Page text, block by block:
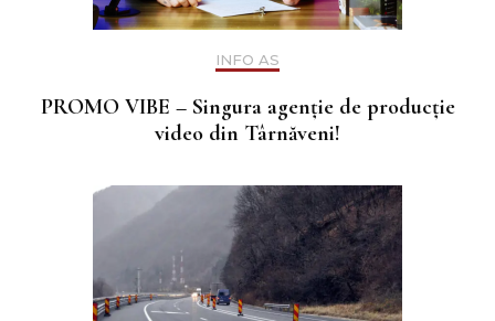
INFO AS
PROMO VIBE – Singura agenție de producție
video din Târnăveni!